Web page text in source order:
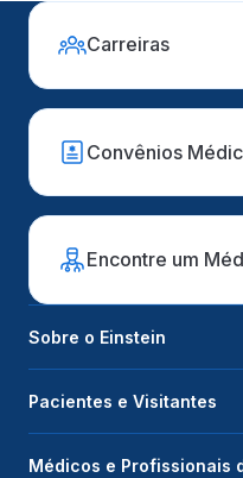
Carreiras
Convênios
Encontre um
Sobre o Einstein
Pacientes e Visitantes
Médicos e Profissionais